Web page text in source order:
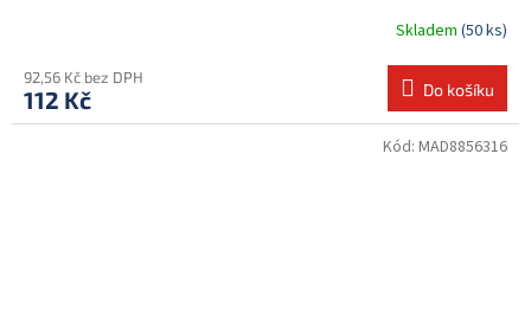
Skladem (50 ks)
92,56 Kč bez DPH
112 Kč Do košíku
Kód: MAD8856316